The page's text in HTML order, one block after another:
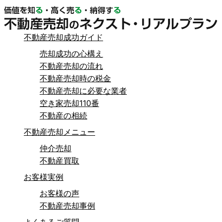
不動産売却成功ガイド
売却成功の心構え
不動産売却の流れ
不動産売却時の税金
不動産売却に必要な業者
空き家売却110番
不動産の相続
不動産売却メニュー
仲介売却
不動産買取
お客様実例
お客様の声
不動産売却事例